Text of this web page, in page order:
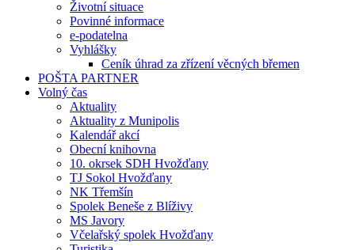
Životní situace
Povinné informace
e-podatelna
Vyhlášky
Ceník úhrad za zřízení věcných břemen
POŠTA PARTNER
Volný čas
Aktuality
Aktuality z Munipolis
Kalendář akcí
Obecní knihovna
10. okrsek SDH Hvožďany
TJ Sokol Hvožďany
NK Třemšín
Spolek Beneše z Blíživy
MS Javory
Včelařský spolek Hvožďany